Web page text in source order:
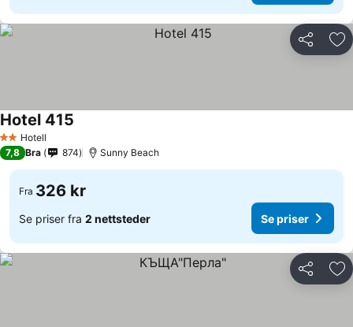
Del
2 Stjerner
Hotell
Hotel 415
7,8 Bra 874 Sunny Beach
Fra 326 kr
Se priser fra 2 nettsteder Se priser
Del